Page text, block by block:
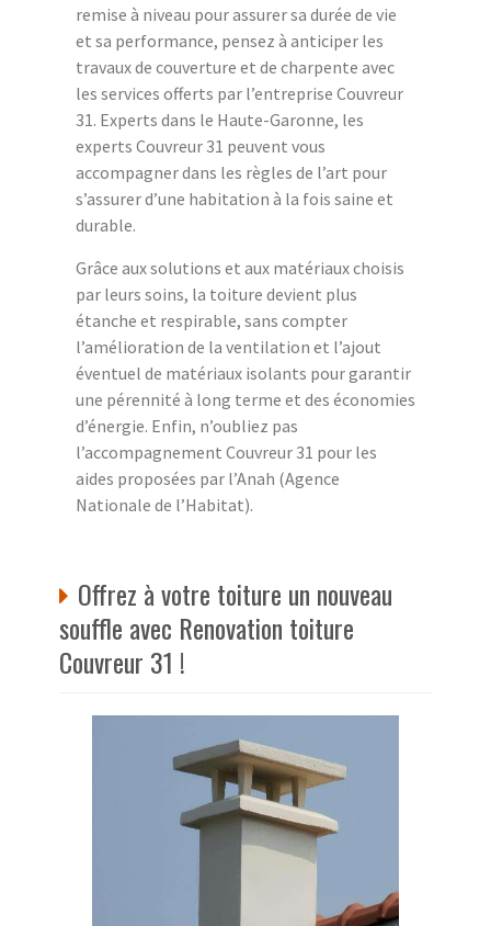
remise à niveau pour assurer sa durée de vie
et sa performance, pensez à anticiper les
travaux de couverture et de charpente avec
les services offerts par l’entreprise Couvreur
31. Experts dans le Haute-Garonne, les
experts Couvreur 31 peuvent vous
accompagner dans les règles de l’art pour
s’assurer d’une habitation à la fois saine et
durable.
Grâce aux solutions et aux matériaux choisis
par leurs soins, la toiture devient plus
étanche et respirable, sans compter
l’amélioration de la ventilation et l’ajout
éventuel de matériaux isolants pour garantir
une pérennité à long terme et des économies
d’énergie. Enfin, n’oubliez pas
l’accompagnement Couvreur 31 pour les
aides proposées par l’Anah (Agence
Nationale de l’Habitat).
Offrez à votre toiture un nouveau
souffle avec Renovation toiture
Couvreur 31 !